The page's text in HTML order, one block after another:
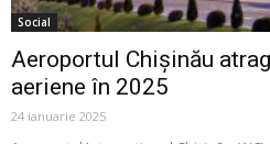
Social
Aeroportul Chișinău
aeriene în 2025
24 ianuarie 2025